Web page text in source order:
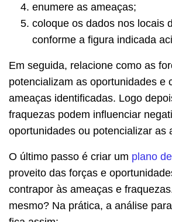
enumere as ameaças;
coloque os dados nos locais
conforme a figura indicada
Em seguida, relacione como as
potencializam as oportunidades e
ameaças identificadas. Logo
fraquezas podem influenciar
oportunidades ou potencializar as
O último passo é criar um plano
proveito das forças e
contrapor às ameaças e
mesmo? Na prática, a análise